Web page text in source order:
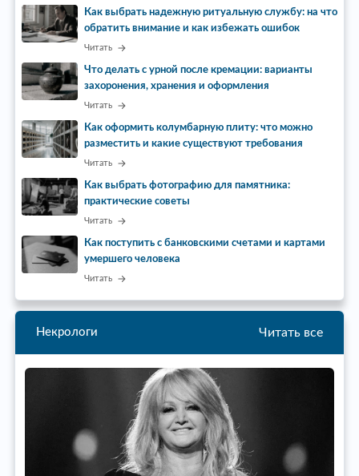
Как выбрать надежную ритуальную службу: на что
обратить внимание и как избежать ошибок
Читать
Что делать с урной после кремации: варианты
захоронения, хранения и оформления
Читать
Как оформить колумбарную плиту: что можно
разместить и какие существуют требования
Читать
Как выбрать фотографию для памятника:
практические советы
Читать
Как поступить с банковскими счетами и картами
умершего человека
Читать
Некрологи Читать все